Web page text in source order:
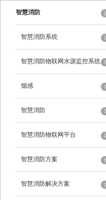
智慧消防
智慧消防系统
智慧消防物联网水源监控系统
烟感
智慧消防
智慧消防物联网平台
智慧消防方案
智慧消防解决方案